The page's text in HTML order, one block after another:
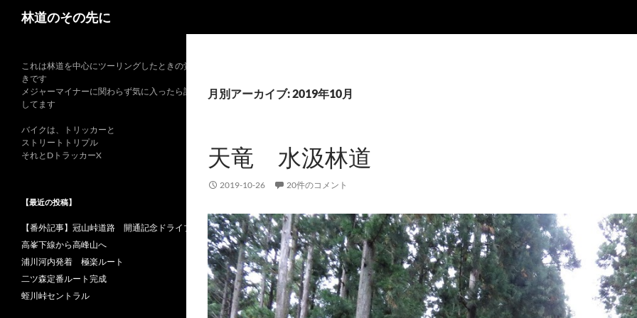
林道のその先に
月別アーカイブ: 2019年10月
天竜 水汲林道
2019-10-26 20件のコメント
これは林道を中心にツーリングしたときの覚書
きです
メジャーマイナーに関わらず気に入ったら記録
してます
バイクは、トリッカーと
ストリートトリプル
それとDトラッカーX
【最近の投稿】
【番外記事】冠山峠道路 開通記念ドライブ
高峯下線から高峰山へ
浦川河内発着 極楽ルート
二ツ森定番ルート完成
蛭川峠セントラル